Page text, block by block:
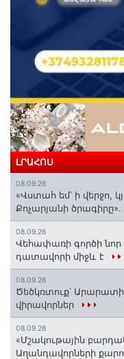
ԼՐԱՀՈՍ
08.09.26
«Վստահ եմ՝ ի վերջո,
Քոչարյանի
08.09.26
Վեհափառի գործի նոր
դատավորի միջև է
08.09.26
Ծեծկռտուք՝ Արարատի
վիրավորներ
08.09.26
«Մշակութային
Աղանդավորների